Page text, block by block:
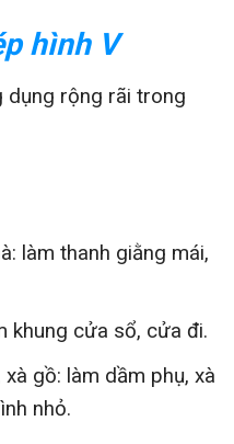
hình V
dụng rộng rãi trong
làm thanh giằng mái,
khung cửa sổ, cửa đi.
gồ: làm dầm phụ, xà
nhỏ.